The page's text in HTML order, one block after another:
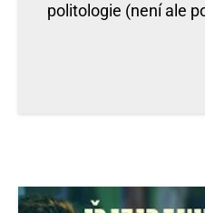
politologie (není ale